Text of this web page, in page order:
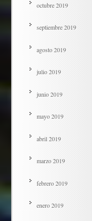
octubre 2019
septiembre 2019
agosto 2019
julio 2019
junio 2019
mayo 2019
abril 2019
marzo 2019
febrero 2019
enero 2019